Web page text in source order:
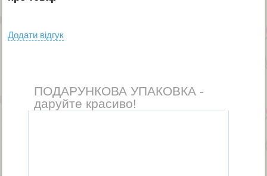
Додати вiдгук
ПОДАРУНКОВА УПАКОВКА -
даруйте красиво!